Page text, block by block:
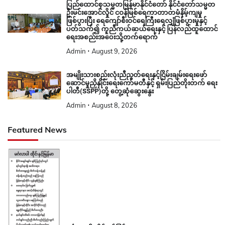
ပြည်ထောင်စုသမ္မတမြန်မာနိုင်ငံတော် နိုင်ငံတော်သမ္မတ
ဦးမင်းအောင်လှိုင် ငဝန်မြစ်ရေကာတာတမံနိမ့်ကျမှု
ဖြစ်ပွားပြီး ရေကျော်စီးဝင်ရေကြီးရေလျှံဖြစ်ပွားမှုနှင့်
ပတ်သက်၍ ကူညီကယ်ဆယ်ရေးနှင့် ပြန်လည်ထူထောင်
ရေးအစည်းအဝေးသို့တက်ရောက်
Admin August 9, 2026
အမျိုးသားစည်းလုံးညီညွတ်ရေးနှင့်ငြိမ်းချမ်းရေးဖော်
ဆောင်မှုညှိနှိုင်းရေးကော်မတီနှင့် ရှမ်းပြည်တိုးတက် ရေး
ပါတီ(SSPP)တို့ တွေ့ဆုံဆွေးနွေး
Admin August 8, 2026
Featured News